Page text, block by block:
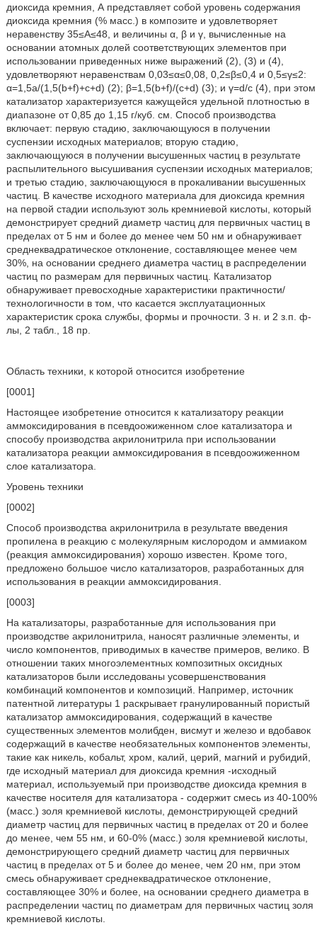
диоксида кремния, А представляет собой уровень содержания
диоксида кремния (% масс.) в композите и удовлетворяет
неравенству 35≤А≤48, и величины α, β и γ, вычисленные на
основании атомных долей соответствующих элементов при
использовании приведенных ниже выражений (2), (3) и (4),
удовлетворяют неравенствам 0,03≤α≤0,08, 0,2≤β≤0,4 и 0,5≤γ≤2:
α=1,5а/(1,5(b+f)+c+d) (2); β=1,5(b+f)/(c+d) (3); и γ=d/c (4), при этом
катализатор характеризуется кажущейся удельной плотностью в
диапазоне от 0,85 до 1,15 г/куб. см. Способ производства
включает: первую стадию, заключающуюся в получении
суспензии исходных материалов; вторую стадию,
заключающуюся в получении высушенных частиц в результате
распылительного высушивания суспензии исходных материалов;
и третью стадию, заключающуюся в прокаливании высушенных
частиц. В качестве исходного материала для диоксида кремния
на первой стадии используют золь кремниевой кислоты, который
демонстрирует средний диаметр частиц для первичных частиц в
пределах от 5 нм и более до менее чем 50 нм и обнаруживает
среднеквадратическое отклонение, составляющее менее чем
30%, на основании среднего диаметра частиц в распределении
частиц по размерам для первичных частиц. Катализатор
обнаруживает превосходные характеристики практичности/
технологичности в том, что касается эксплуатационных
характеристик срока службы, формы и прочности. 3 н. и 2 з.п. ф-
лы, 2 табл., 18 пр.
Область техники, к которой относится изобретение
[0001]
Настоящее изобретение относится к катализатору реакции
аммоксидирования в псевдоожиженном слое катализатора и
способу производства акрилонитрила при использовании
катализатора реакции аммоксидирования в псевдоожиженном
слое катализатора.
Уровень техники
[0002]
Способ производства акрилонитрила в результате введения
пропилена в реакцию с молекулярным кислородом и аммиаком
(реакция аммоксидирования) хорошо известен. Кроме того,
предложено большое число катализаторов, разработанных для
использования в реакции аммоксидирования.
[0003]
На катализаторы, разработанные для использования при
производстве акрилонитрила, наносят различные элементы, и
число компонентов, приводимых в качестве примеров, велико. В
отношении таких многоэлементных композитных оксидных
катализаторов были исследованы усовершенствования
комбинаций компонентов и композиций. Например, источник
патентной литературы 1 раскрывает гранулированный пористый
катализатор аммоксидирования, содержащий в качестве
существенных элементов молибден, висмут и железо и вдобавок
содержащий в качестве необязательных компонентов элементы,
такие как никель, кобальт, хром, калий, церий, магний и рубидий,
где исходный материал для диоксида кремния -исходный
материал, используемый при производстве диоксида кремния в
качестве носителя для катализатора - содержит смесь из 40-100%
(масс.) золя кремниевой кислоты, демонстрирующей средний
диаметр частиц для первичных частиц в пределах от 20 и более
до менее, чем 55 нм, и 60-0% (масс.) золя кремниевой кислоты,
демонстрирующего средний диаметр частиц для первичных
частиц в пределах от 5 и более до менее, чем 20 нм, при этом
смесь обнаруживает среднеквадратическое отклонение,
составляющее 30% и более, на основании среднего диаметра в
распределении частиц по диаметрам для первичных частиц золя
кремниевой кислоты.